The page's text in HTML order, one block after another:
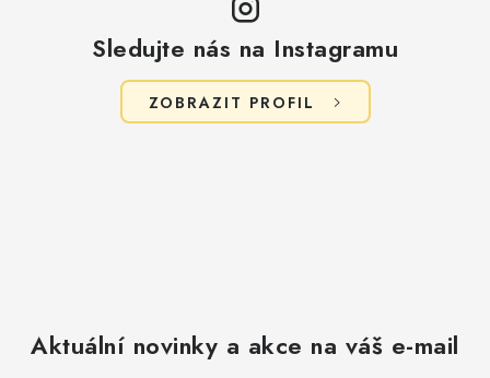
Sledujte nás na Instagramu
ZOBRAZIT PROFIL
Aktuální novinky a akce na váš e-mail